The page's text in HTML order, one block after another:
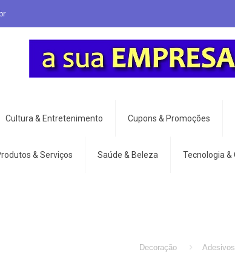
Cultura & Entretenimento Cupons & Promoções
& Serviços Saúde & Beleza Tecnologia &
Decoração